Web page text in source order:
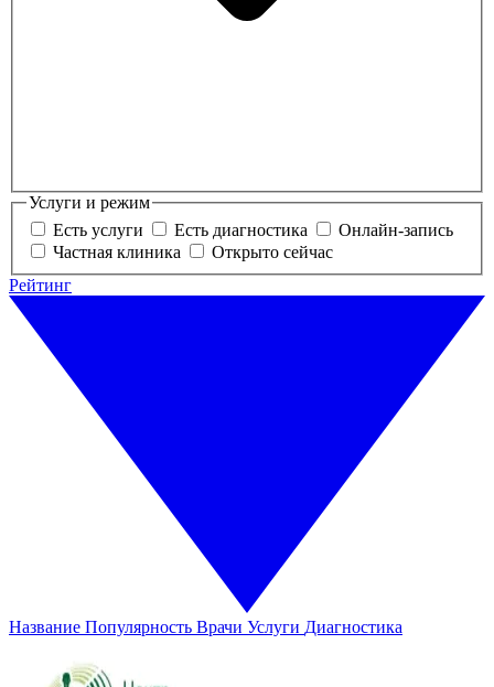
Услуги и режим
Есть услуги
Есть диагностика
Онлайн-запись
Частная клиника
Открыто сейчас
Рейтинг
Название Популярность Врачи Услуги Диагностика